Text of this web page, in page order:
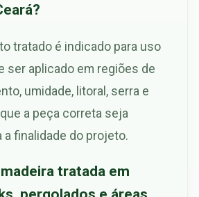
tratado é indicado para uso
ser aplicado em regiões de
umidade, litoral, serra e
a peça correta seja
a finalidade do projeto.
tratada em